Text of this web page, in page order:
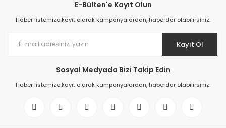
E-Bülten'e Kayıt Olun
Haber listemize kayıt olarak kampanyalardan, haberdar olabilirsiniz.
Kayıt Ol
Sosyal Medyada Bizi Takip Edin
Haber listemize kayıt olarak kampanyalardan, haberdar olabilirsiniz.